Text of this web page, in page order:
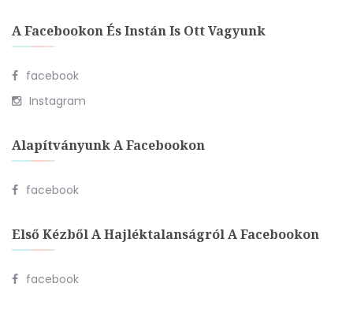
A Facebookon És Instán Is Ott Vagyunk
facebook
Instagram
Alapítványunk A Facebookon
facebook
Első Kézből A Hajléktalanságról A Facebookon
facebook